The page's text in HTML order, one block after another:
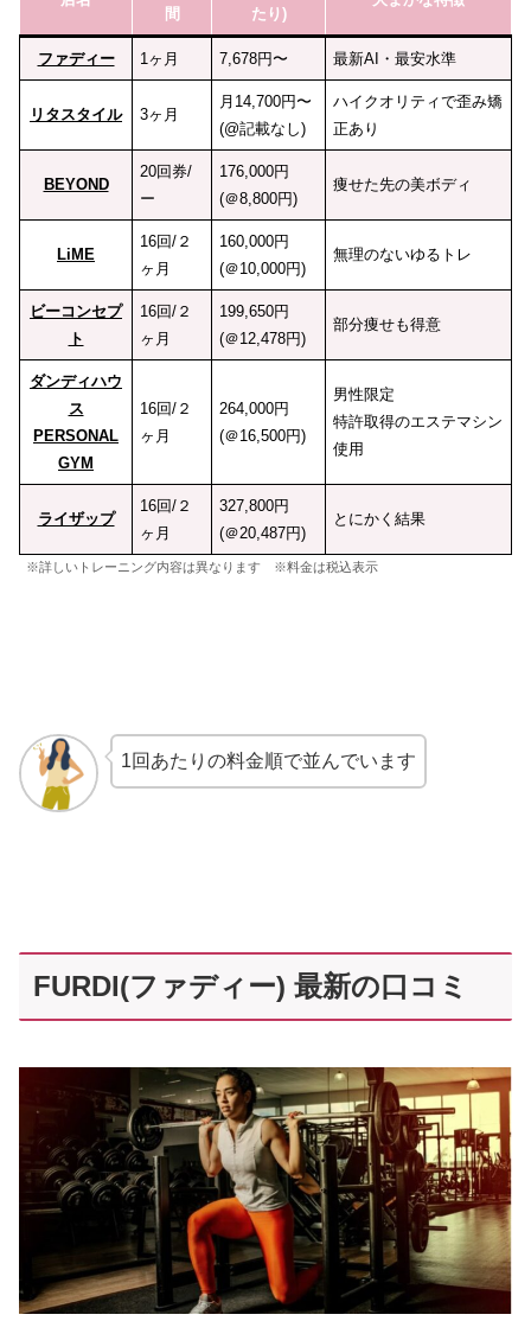
間
たり)
ファディー 1ヶ月 7,678円〜 最新AI・最安水準
リタスタイル 3ヶ月
月14,700円〜
(@記載なし)
ハイクオリティで歪み矯
正あり
BEYOND
20回券/
ー
176,000円
(＠8,800円)
痩せた先の美ボディ
LiME
16回/２
ヶ月
160,000円
(＠10,000円)
無理のないゆるトレ
ビーコンセプ
ト
16回/２
ヶ月
199,650円
(＠12,478円)
部分痩せも得意
ダンディハウ
ス
PERSONAL
GYM
16回/２
ヶ月
264,000円
(＠16,500円)
男性限定
特許取得のエステマシン
使用
ライザップ
16回/２
ヶ月
327,800円
(＠20,487円)
とにかく結果
※詳しいトレーニング内容は異なります ※料金は税込表示
1回あたりの料金順で並んでいます
FURDI(ファディー) 最新の口コミ